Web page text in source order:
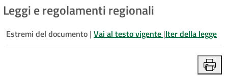
Leggi e regolamenti regionali
Estremi del documento | Vai al testo vigente |Iter della legge